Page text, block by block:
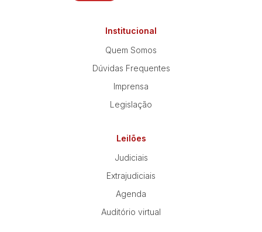
Institucional
Quem Somos
Dúvidas Frequentes
Imprensa
Legislação
Leilões
Judiciais
Extrajudiciais
Agenda
Auditório virtual